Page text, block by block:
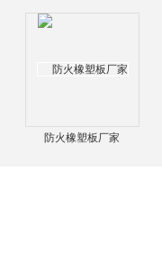
防火橡塑板厂家